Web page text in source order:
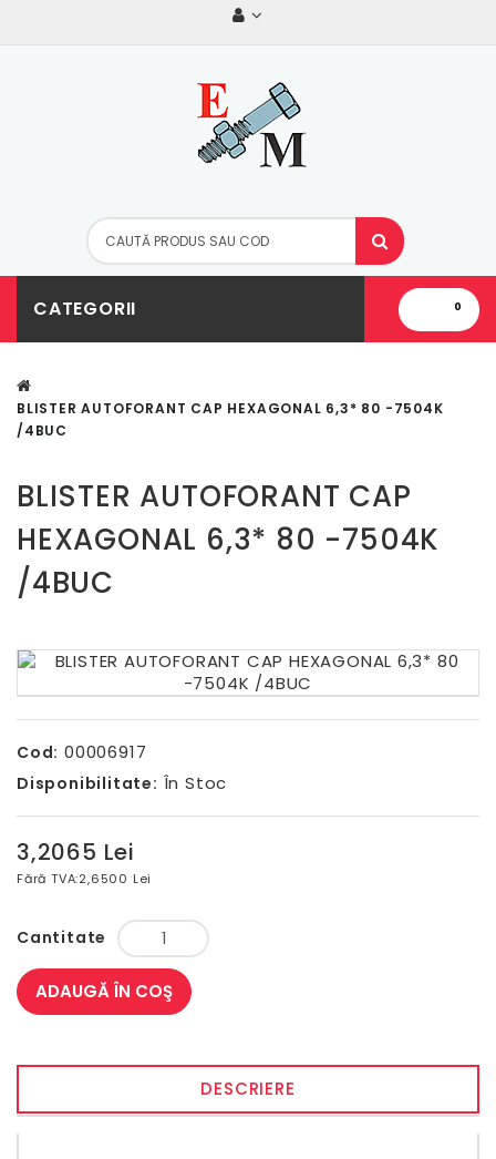
0
CATEGORII
BLISTER AUTOFORANT CAP HEXAGONAL 6,3* 80 -7504K
/4BUC
BLISTER AUTOFORANT CAP
HEXAGONAL 6,3* 80 -7504K
/4BUC
Cod: 00006917
Disponibilitate: În Stoc
3,2065 Lei
Fără TVA:2,6500 Lei
Cantitate
ADAUGĂ ÎN COŞ
DESCRIERE